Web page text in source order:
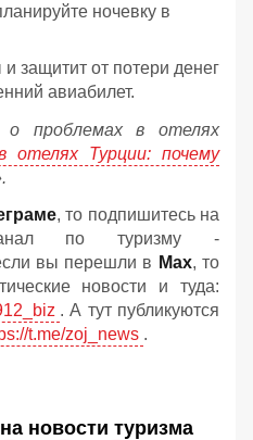
ночевку в
защитит от потери денег
авиабилет.
о проблемах в отелях
отелях Турции: почему
, то подпишитесь на
по туризму -
вы перешли в Мах, то
новости и туда:
. А тут публикуются
t.me/zoj_news .
новости туризма